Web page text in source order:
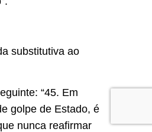
substitutiva ao
“45. Em
golpe de Estado, é
nunca reafirmar